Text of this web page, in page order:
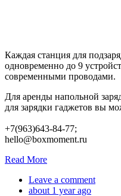
Каждая станция для
одновременно до 9
современными проводами.
Для аренды напольной
для зарядки гаджетов вы
+7(963)643-84-77;
hello@boxmoment.ru
Read More
Leave a comment
about 1 year ago